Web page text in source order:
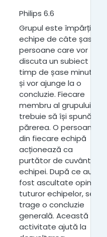
Philips 6.6
Grupul este împărțit în
echipe de câte șase
persoane care vor
discuta un subiect
timp de șase minute
și vor ajunge la o
concluzie. Fiecare
membru al grupului
trebuie să își spună
părerea. O persoană
din fiecare echipă
acționează ca
purtător de cuvânt al
echipei. După ce au
fost ascultate opiniile
tuturor echipelor, se
trage o concluzie
generală. Această
activitate ajută la